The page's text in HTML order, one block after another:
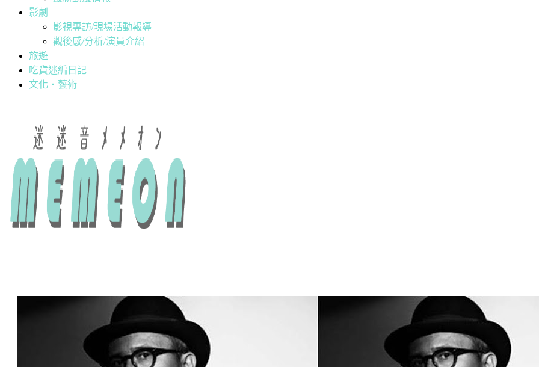
影劇
影視專訪/現場活動報導
觀後感/分析/演員介紹
旅遊
吃貨迷編日記
文化・藝術